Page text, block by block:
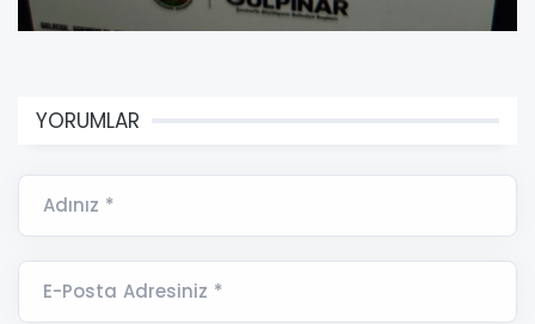
YORUMLAR
Adınız *
E-Posta Adresiniz *